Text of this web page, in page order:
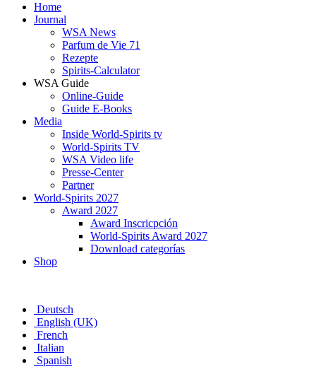
Home
Journal
WSA News
Parfum de Vie 71
Rezepte
Spirits-Calculator
WSA Guide
Online-Guide
Guide E-Books
Media
Inside World-Spirits tv
World-Spirits TV
WSA Video life
Presse-Center
Partner
World-Spirits 2027
Award 2027
Award Inscricpción
World-Spirits Award 2027
Download categorías
Shop
Deutsch
English (UK)
French
Italian
Spanish